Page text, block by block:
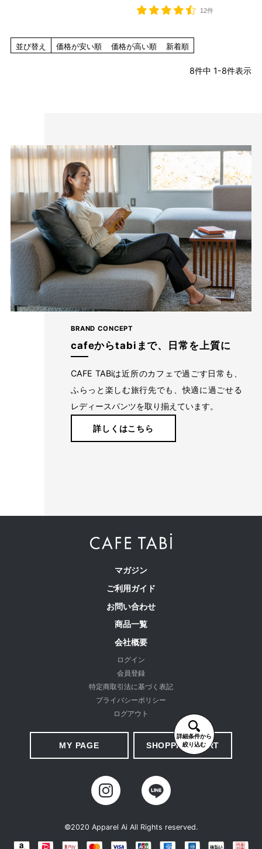
12件
並び替え 価格が安い順 価格が高い順 新着順
8件中 1-8件表示
詳細条件から
絞り込む
BRAND CONCEPT
cafeからtabiまで、日常を上質に
CAFE TABiは近所のカフェで過ごす日常も、
ふらっと楽しむ旅行先でも、快適に過ごせる
レディースパンツを取り揃えています。
詳しくはこちら
マガジン
ご利用ガイド
お問い合わせ
商品一覧
会社概要
ログイン
会員登録
特定商取引法に基づく表記
プライバシーポリシー
ログアウト
MY PAGE SHOPPING CART
©2020 Apparel Ai All Rights reserved.